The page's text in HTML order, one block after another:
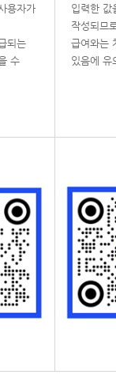
용자가
되는
수
입력한 값
작성되므
급여와는
있음에 유